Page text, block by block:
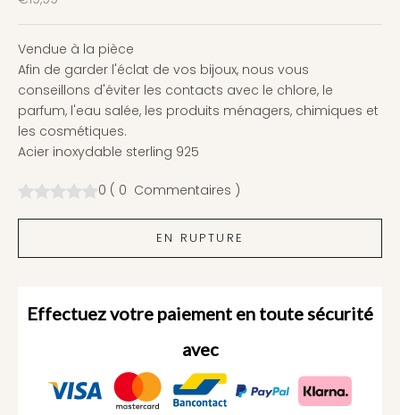
Vendue à la pièce
Afin de garder l'éclat de vos bijoux, nous vous
conseillons d'éviter les contacts avec le chlore, le
parfum, l'eau salée, les produits ménagers, chimiques et
les cosmétiques.
Acier inoxydable sterling 925
0 ( 0 Commentaires )
EN RUPTURE
Effectuez votre paiement en toute sécurité
avec